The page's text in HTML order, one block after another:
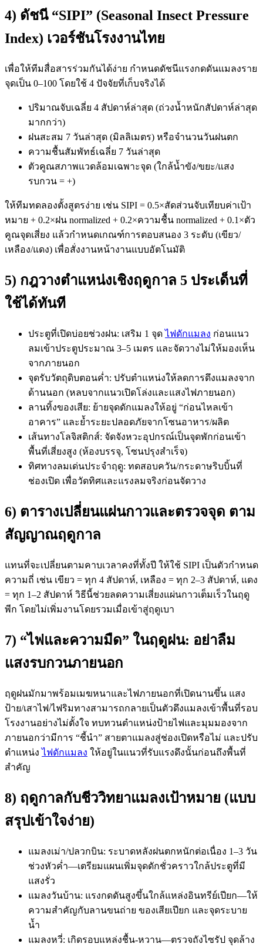
4) ดัชนี “SIPI” (Seasonal Insect Pressure
Index) เวอร์ชันโรงงานไทย
เพื่อให้ทีมสื่อสารร่วมกันได้ง่าย กำหนดดัชนีแรงกดดันแมลงราย
จุดเป็น 0–100 โดยใช้ 4 ปัจจัยที่เก็บจริงได้
ปริมาณจับเฉลี่ย 4 สัปดาห์ล่าสุด (ถ่วงน้ำหนักสัปดาห์ล่าสุด
มากกว่า)
ฝนสะสม 7 วันล่าสุด (มิลลิเมตร) หรือจำนวนวันฝนตก
ความชื้นสัมพัทธ์เฉลี่ย 7 วันล่าสุด
ตัวคูณสภาพแวดล้อมเฉพาะจุด (ใกล้น้ำขัง/ขยะ/แสง
รบกวน = +)
ให้ทีมทดลองตั้งสูตรง่าย เช่น SIPI = 0.5×สัดส่วนจับเทียบค่าเป้า
หมาย + 0.2×ฝน normalized + 0.2×ความชื้น normalized + 0.1×ตัว
คูณจุดเสี่ยง แล้วกำหนดเกณฑ์การตอบสนอง 3 ระดับ (เขียว/
เหลือง/แดง) เพื่อสั่งงานหน้างานแบบอัตโนมัติ
5) กฎวางตำแหน่งเชิงฤดูกาล 5 ประเด็นที่
ใช้ได้ทันที
ประตูที่เปิดบ่อยช่วงฝน: เสริม 1 จุดไฟดักแมลง ก่อนแนว
ลมเข้าประตูประมาณ 3–5 เมตร และจัดวางไม่ให้มองเห็น
จากภายนอก
จุดรับวัตถุดิบตอนค่ำ: ปรับตำแหน่งให้ลดการดึงแมลงจาก
ด้านนอก (หลบจากแนวเปิดโล่งและแสงไฟภายนอก)
ลานทิ้งของเสีย: ย้ายจุดดักแมลงให้อยู่ “ก่อนไหลเข้า
อาคาร” และย้ำระยะปลอดภัยจากโซนอาหาร/ผลิต
เส้นทางโลจิสติกส์: จัดจังหวะอุปกรณ์เป็นจุดพักก่อนเข้า
พื้นที่เสี่ยงสูง (ห้องบรรจุ, โซนปรุงสำเร็จ)
ทิศทางลมเด่นประจำฤดู: ทดสอบควัน/กระดาษริบบิ้นที่
ช่องเปิด เพื่อวัดทิศและแรงลมจริงก่อนจัดวาง
6) ตารางเปลี่ยนแผ่นกาวและตรวจจุด ตาม
สัญญาณฤดูกาล
แทนที่จะเปลี่ยนตามคาบเวลาคงที่ทั้งปี ให้ใช้ SIPI เป็นตัวกำหนด
ความถี่ เช่น เขียว = ทุก 4 สัปดาห์, เหลือง = ทุก 2–3 สัปดาห์, แดง
= ทุก 1–2 สัปดาห์ วิธีนี้ช่วยลดความเสี่ยงแผ่นกาวเต็มเร็วในฤดู
พีก โดยไม่เพิ่มงานโดยรวมเมื่อเข้าสู่ฤดูเบา
7) “ไฟและความมืด” ในฤดูฝน: อย่าลืม
แสงรบกวนภายนอก
ฤดูฝนมักมาพร้อมเมฆหนาและไฟภายนอกที่เปิดนานขึ้น แสง
ป้าย/เสาไฟ/ไฟริมทางสามารถกลายเป็นตัวดึงแมลงเข้าพื้นที่รอบ
โรงงานอย่างไม่ตั้งใจ ทบทวนตำแหน่งป้ายไฟและมุมมองจาก
ภายนอกว่ามีการ “ชี้นำ” สายตาแมลงสู่ช่องเปิดหรือไม่ และปรับ
ตำแหน่งไฟดักแมลง ให้อยู่ในแนวที่รับแรงดึงนั้นก่อนถึงพื้นที่
สำคัญ
8) ฤดูกาลกับชีววิทยาแมลงเป้าหมาย (แบบ
สรุปเข้าใจง่าย)
แมลงเม่า/ปลวกบิน: ระบาดหลังฝนตกหนักต่อเนื่อง 1–3 วัน
ช่วงหัวค่ำ—เตรียมแผนเพิ่มจุดดักชั่วคราวใกล้ประตูที่มี
แสงรั่ว
แมลงวันบ้าน: แรงกดดันสูงขึ้นใกล้แหล่งอินทรีย์เปียก—ให้
ความสำคัญกับลานขนถ่าย ของเสียเปียก และจุดระบาย
น้ำ
แมลงหวี่: เกิดรอบแหล่งชื้น-หวาน—ตรวจถังไซรัป จุดล้าง